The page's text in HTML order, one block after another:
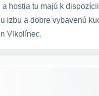
hostia tu majú k dispozícii
izbu a dobre vybavenú
Vlkolínec.